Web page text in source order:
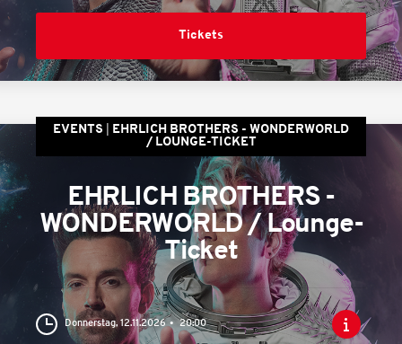
Tickets
EVENTS
EHRLICH BROTHERS - WONDERWORLD
/ LOUNGE-TICKET
EHRLICH BROTHERS -
WONDERWORLD / Lounge-
Ticket
Donnerstag, 12.11.2026 20:00